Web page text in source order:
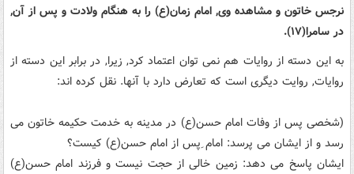
نرجس خاتون و مشاهده وی, امام زمان(ع) را به هنگام ولادت و پس از آن,
در سامرا(۱۷).
به این دسته از روایات هم نمی توان اعتماد کرد, زیرا, در برابر این دسته از
روایات, روایت دیگری است که تعارض دارد با آنها. نقل کرده اند:
(شخصی پس از وفات امام حسن(ع) در مدینه به خدمت حکیمه خاتون می
رسد و از ایشان می پرسد: امام ِپس از امام حسن(ع) کیست؟
ایشان پاسخ می دهد: زمین خالی از حجت نیست و فرزند امام حسن(ع)